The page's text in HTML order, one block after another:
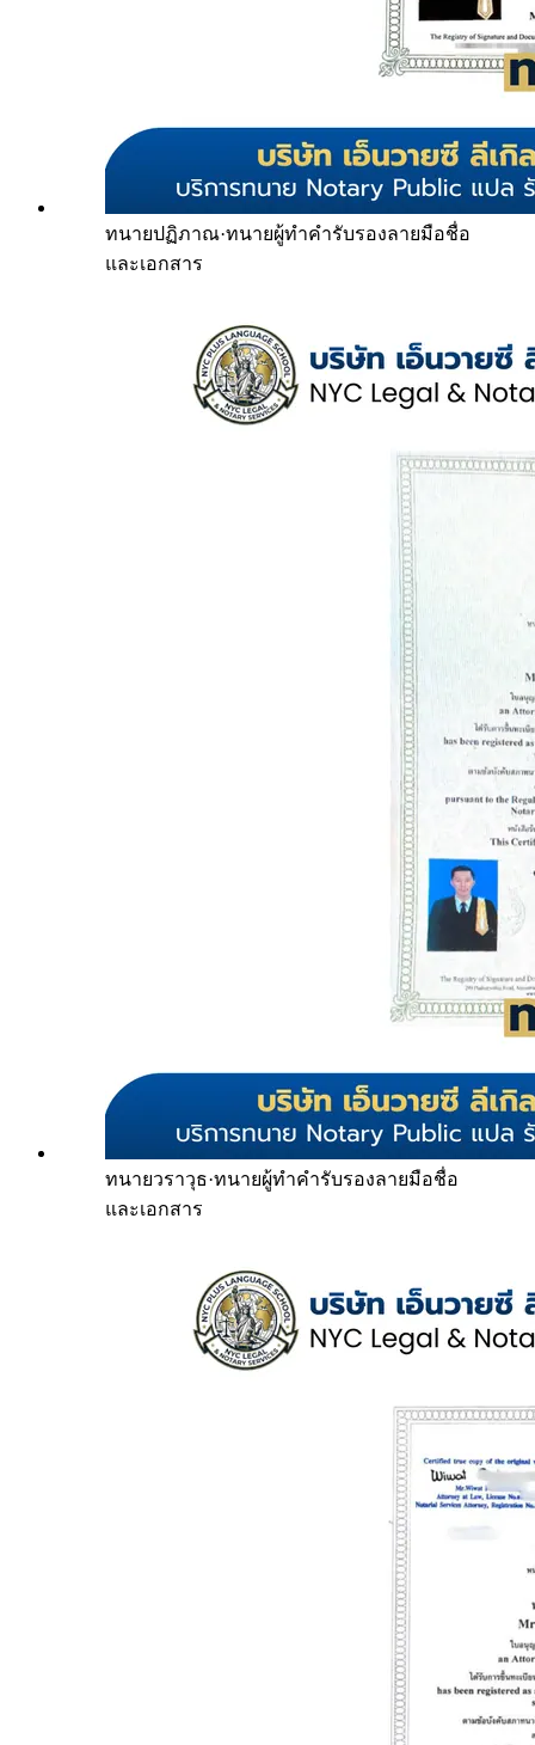
ทนายปฏิภาณ·ทนายผู้ทำคำรับรองลายมือชื่อ
และเอกสาร
ทนายวราวุธ·ทนายผู้ทำคำรับรองลายมือชื่อ
และเอกสาร